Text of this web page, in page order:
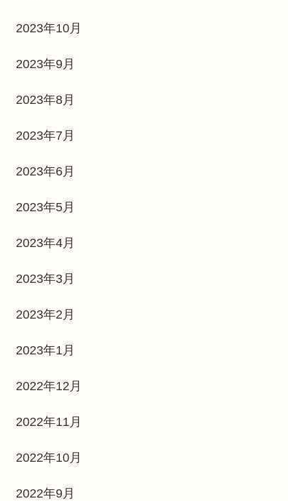
2023年10月
2023年9月
2023年8月
2023年7月
2023年6月
2023年5月
2023年4月
2023年3月
2023年2月
2023年1月
2022年12月
2022年11月
2022年10月
2022年9月